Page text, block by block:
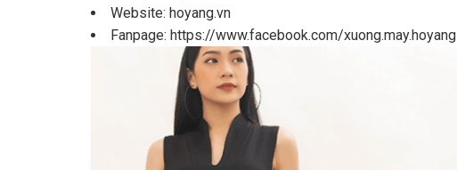
Website: hoyang.vn
Fanpage: https://www.facebook.com/xuong.may.hoyang